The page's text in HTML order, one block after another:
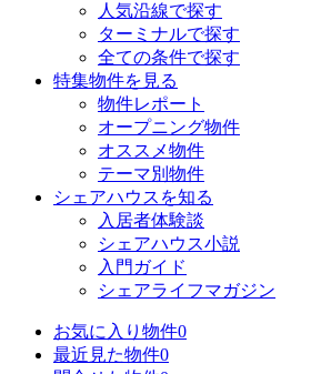
人気沿線で探す
ターミナルで探す
全ての条件で探す
特集物件を見る
物件レポート
オープニング物件
オススメ物件
テーマ別物件
シェアハウスを知る
入居者体験談
シェアハウス小説
入門ガイド
シェアライフマガジン
お気に入り物件0
最近見た物件0